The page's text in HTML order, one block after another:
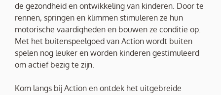
de gezondheid en ontwikkeling van kinderen. Door te
rennen, springen en klimmen stimuleren ze hun
motorische vaardigheden en bouwen ze conditie op.
Met het buitenspeelgoed van Action wordt buiten
spelen nog leuker en worden kinderen gestimuleerd
om actief bezig te zijn.
Kom langs bij Action en ontdek het uitgebreide